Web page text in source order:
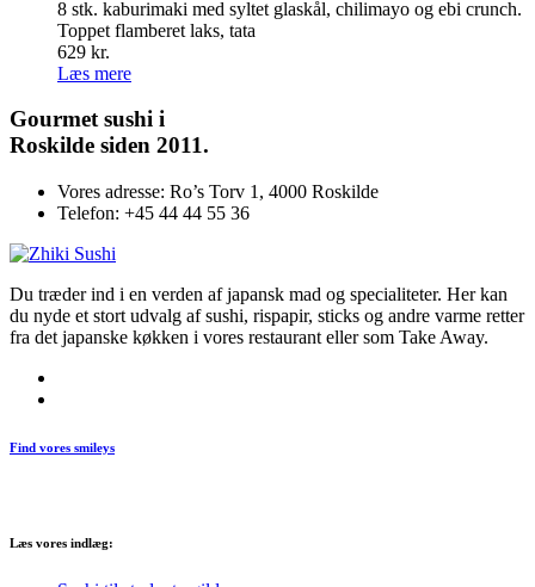
8 stk. kaburimaki med syltet glaskål, chilimayo og ebi crunch.
Toppet flamberet laks, tata
629 kr.
Læs mere
Gourmetsushi i
Roskilde siden 2011.
Vores adresse: Ro’s Torv 1, 4000 Roskilde
Telefon: +45 44 44 55 36
Du træder ind i en verden af japansk mad og specialiteter. Her kan
du nyde et stort udvalg af sushi, rispapir, sticks og andre varme retter
fra det japanske køkken i vores restaurant eller som Take Away.
Find vores smileys
Læs vores indlæg: